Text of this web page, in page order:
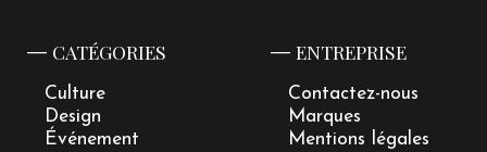
CATÉGORIES
Culture
Design
Événement
ENTREPRISE
Contactez-nous
Marques
Mentions légales